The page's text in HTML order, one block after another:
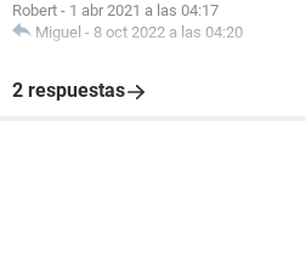
Robert - 1 abr 2021 a las 04:17
Miguel - 8 oct 2022 a las 04:20
2 respuestas